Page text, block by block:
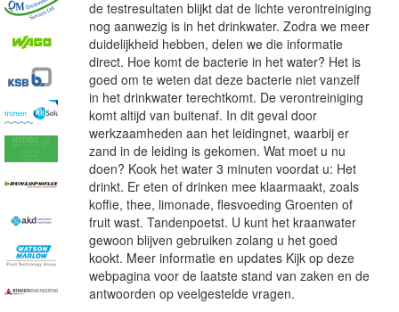
de testresultaten blijkt dat de lichte verontreiniging
nog aanwezig is in het drinkwater. Zodra we meer
duidelijkheid hebben, delen we die informatie
direct. Hoe komt de bacterie in het water? Het is
goed om te weten dat deze bacterie niet vanzelf
in het drinkwater terechtkomt. De verontreiniging
komt altijd van buitenaf. In dit geval door
werkzaamheden aan het leidingnet, waarbij er
zand in de leiding is gekomen. Wat moet u nu
doen? Kook het water 3 minuten voordat u: Het
drinkt. Er eten of drinken mee klaarmaakt, zoals
koffie, thee, limonade, flesvoeding Groenten of
fruit wast. Tandenpoetst. U kunt het kraanwater
gewoon blijven gebruiken zolang u het goed
kookt. Meer informatie en updates Kijk op deze
webpagina voor de laatste stand van zaken en de
antwoorden op veelgestelde vragen.